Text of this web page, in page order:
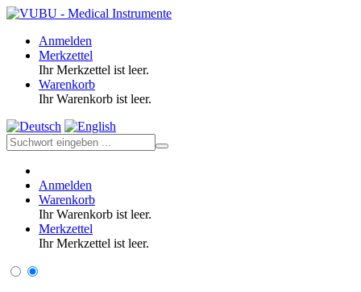
Anmelden
Merkzettel
Ihr Merkzettel ist leer.
Warenkorb
Ihr Warenkorb ist leer.
Anmelden
Warenkorb
Ihr Warenkorb ist leer.
Merkzettel
Ihr Merkzettel ist leer.